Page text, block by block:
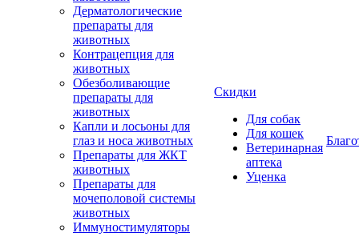
Дерматологические
препараты для
животных
Контрацепция для
животных
Обезболивающие
препараты для
животных
Капли и лосьоны для
глаз и носа животных
Препараты для ЖКТ
животных
Препараты для
мочеполовой системы
животных
Иммуностимуляторы
Скидки
Для собак
Для кошек
Ветеринарная
аптека
Уценка